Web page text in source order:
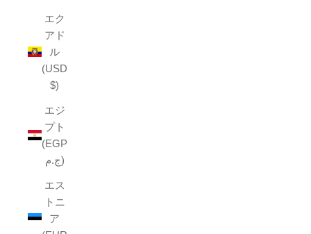
エク
アド
ル
(USD
$)
エジ
プト
(EGP
ج.م)
エス
トニ
ア